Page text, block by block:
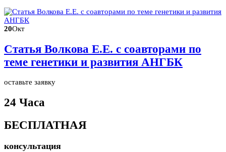
20Окт
Статья Волкова Е.Е. с соавторами по
теме генетики и развития АНГБК
оставьте заявку
24 Часа
БЕСПЛАТНАЯ
консультация